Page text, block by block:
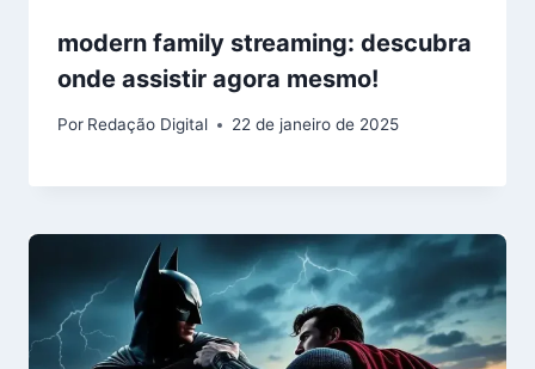
modern family streaming: descubra
onde assistir agora mesmo!
Por Redação Digital 22 de janeiro de 2025